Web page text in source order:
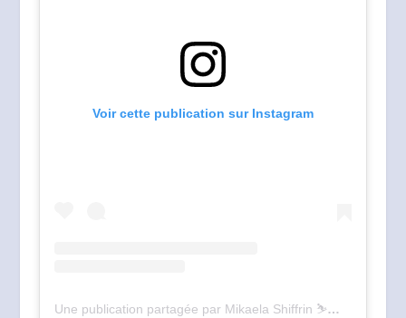
Voir cette publication sur Instagram
Une publication partagée par Mikaela Shiffrin ⛷💨 (@mikaelashiffrin)